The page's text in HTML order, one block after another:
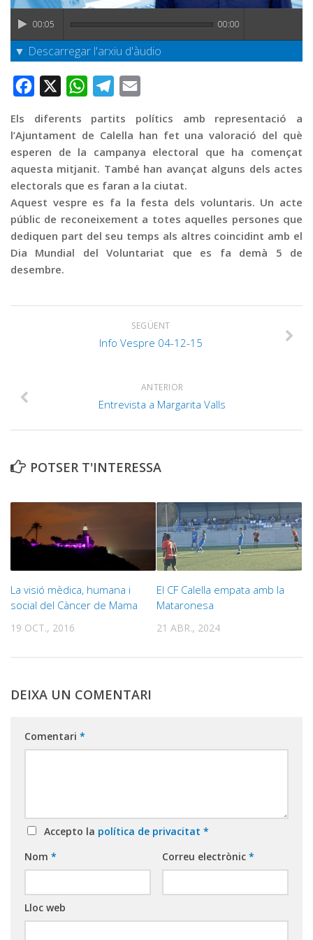
Publicitat
Contacte
00:05 00:00
▼ Descarregar l'arxiu d'àudio
Facebook WhatsAppTelegram
Els diferents partits polítics amb representació a
l’Ajuntament de Calella han fet una valoració del què
esperen de la campanya electoral que ha començat
aquesta mitjanit. També han avançat alguns dels actes
electorals que es faran a la ciutat.
Aquest vespre es fa la festa dels voluntaris. Un acte
públic de reconeixement a totes aquelles persones que
dediquen part del seu temps als altres coincidint amb el
Dia Mundial del Voluntariat que es fa demà 5 de
desembre.
SEGÜENT
Info Vespre 04-12-15
ANTERIOR
Entrevista a Margarita Valls
POTSER T'INTERESSA
La visió mèdica, humana i
social del Càncer de Mama
19 OCT., 2016
El CF Calella empata amb la
Mataronesa
21 ABR., 2024
DEIXA UN COMENTARI
Comentari *
Accepto la política de privacitat *
Nom * Correu electrònic *
Lloc web